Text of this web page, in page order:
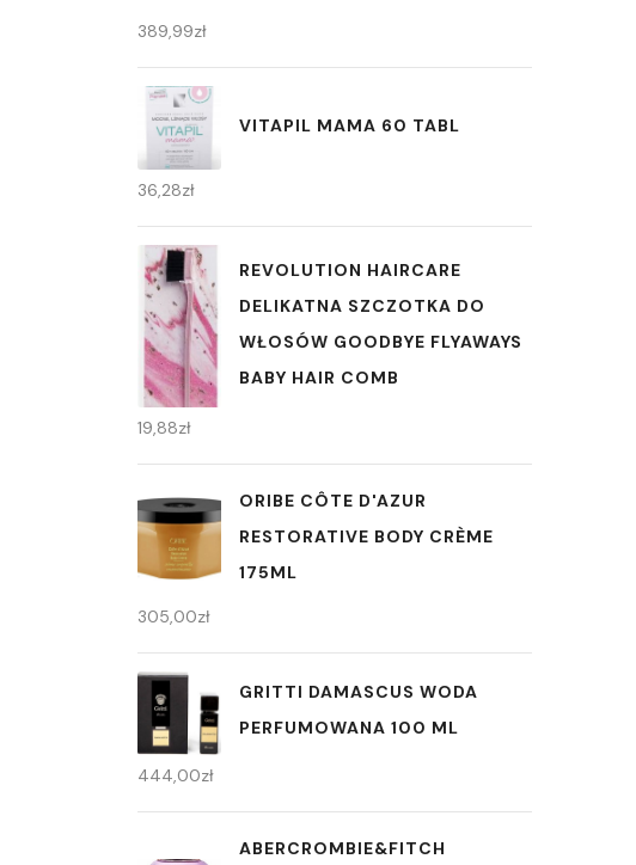
389,99zł
VITAPIL MAMA 60 TABL
36,28zł
REVOLUTION HAIRCARE
DELIKATNA SZCZOTKA DO
WŁOSÓW GOODBYE FLYAWAYS
BABY HAIR COMB
19,88zł
ORIBE CÔTE D'AZUR
RESTORATIVE BODY CRÈME
175ML
305,00zł
GRITTI DAMASCUS WODA
PERFUMOWANA 100 ML
444,00zł
ABERCROMBIE&FITCH